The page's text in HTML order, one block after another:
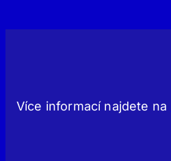
Více informací najdete na